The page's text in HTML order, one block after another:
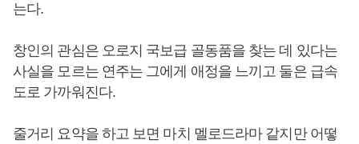
는다.
창인의 관심은 오로지 국보급 골동품을 찾는 데 있다는
사실을 모르는 연주는 그에게 애정을 느끼고 둘은 급속
도로 가까워진다.
줄거리 요약을 하고 보면 마치 멜로드라마 같지만 어떻